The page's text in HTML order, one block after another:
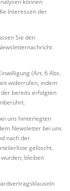
Interessen der
Sie den
(Art. 6 Abs.
widerrufen, indem
bereits erfolgten
uns hinterlegten
Newsletter bei uns
nach der
gelöscht.
bleiben